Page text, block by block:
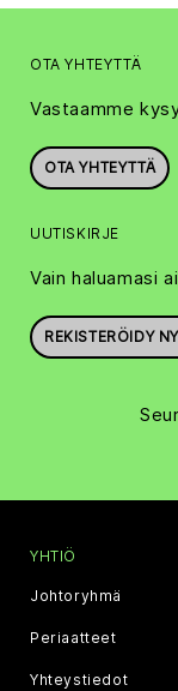
OTA YHTEYTTÄ
Vastaamme
OTA YHTEYTTÄ
UUTISKIRJE
Vain haluamasi
REKISTERÖIDY
YHTIÖ
Johtoryhmä
Periaatteet
Yhteystiedot